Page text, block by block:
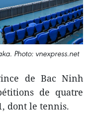
Photo: vnexpress.net
de Bac Ninh
de quatre
dont le tennis.